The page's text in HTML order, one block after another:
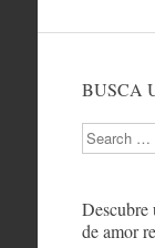
BUSCA
Search
Descubre
de amor